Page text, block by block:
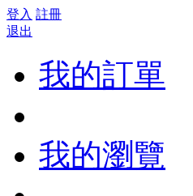
登入 註冊
退出
我的訂單
我的瀏覽